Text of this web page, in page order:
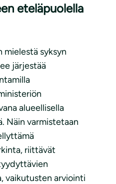
eteläpuolella
mielestä syksyn
järjestää
alueellisella
Näin varmistetaan
riittävät
vaikutusten arviointi